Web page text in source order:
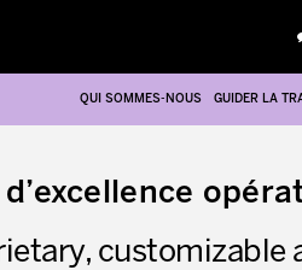
QUI SOMMES-NOUS GUIDER LA
customizable